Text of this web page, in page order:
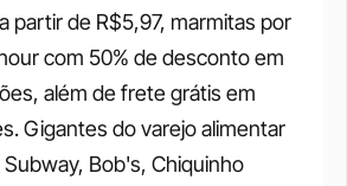
partir de R$5,97, marmitas por
com 50% de desconto em
além de frete grátis em
Gigantes do varejo alimentar
Bob's, Chiquinho